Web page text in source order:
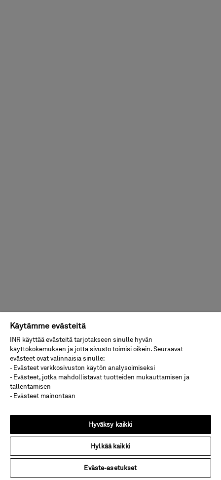
Käytämme evästeitä
INR käyttää evästeitä tarjotakseen sinulle hyvän
käyttökokemuksen ja jotta sivusto toimisi oikein. Seuraavat
evästeet ovat valinnaisia sinulle:
- Evästeet verkkosivuston käytön analysoimiseksi
- Evästeet, jotka mahdollistavat tuotteiden mukauttamisen ja
tallentamisen
- Evästeet mainontaan
Hyväksy kaikki
Hylkää kaikki
Eväste-asetukset